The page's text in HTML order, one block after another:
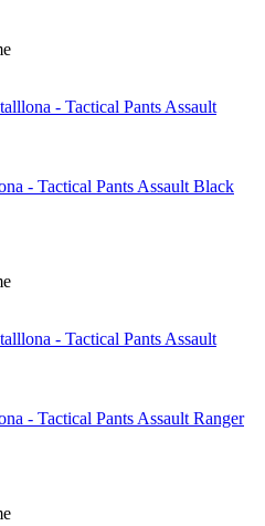
- Tactical Pants Assault Black
- Tactical Pants Assault Ranger